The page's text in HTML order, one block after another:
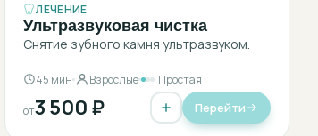
ЛЕЧЕНИЕ
Ультразвуковая чистка
Снятие зубного камня ультразвуком.
45 мин Взрослые Простая
от3 500 ₽ Перейти